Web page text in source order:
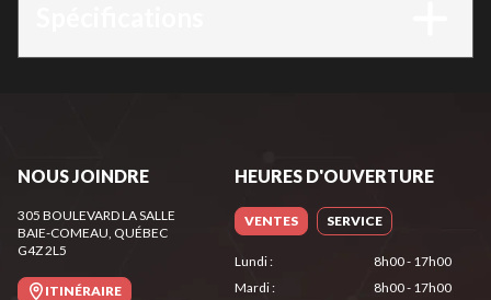
NOUS JOINDRE
305 BOULEVARD LA SALLE
BAIE-COMEAU, QUÉBEC
G4Z 2L5
ITINÉRAIRE
HEURES D'OUVERTURE
VENTES SERVICE
Lundi:
8h00 - 17h00
Mardi:
8h00 - 17h00